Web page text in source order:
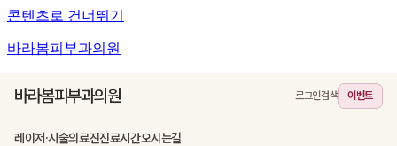
콘텐츠로 건너뛰기
바라봄피부과의원
바라봄피부과의원 로그인검색 이벤트
레이저·시술의료진진료시간오시는길